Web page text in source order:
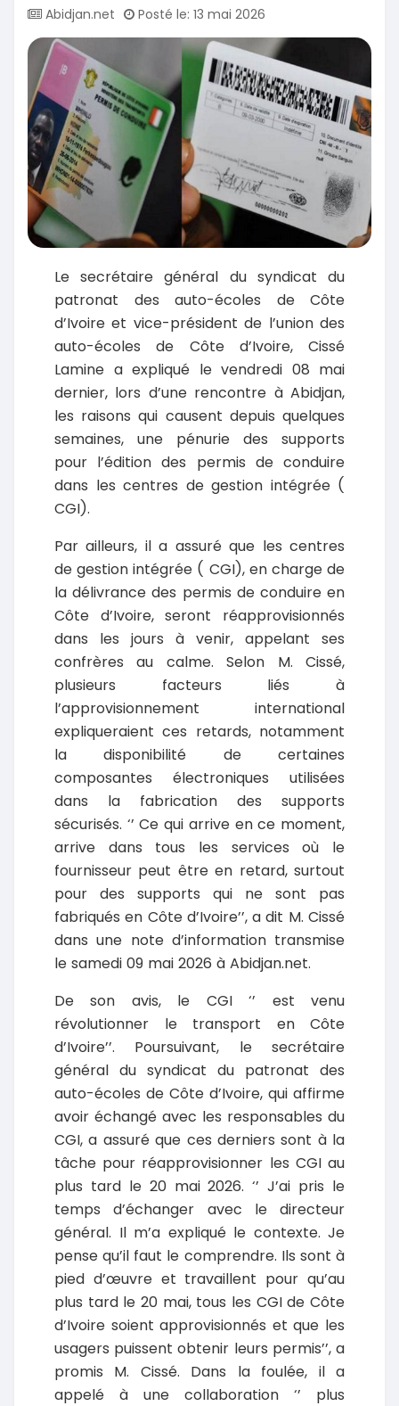
Abidjan.net Posté le: 13 mai 2026
Le secrétaire général du syndicat du
patronat des auto-écoles de Côte
d’Ivoire et vice-président de l’union des
auto-écoles de Côte d’Ivoire, Cissé
Lamine a expliqué le vendredi 08 mai
dernier, lors d’une rencontre à Abidjan,
les raisons qui causent depuis quelques
semaines, une pénurie des supports
pour l’édition des permis de conduire
dans les centres de gestion intégrée (
CGI).
Par ailleurs, il a assuré que les centres
de gestion intégrée ( CGI), en charge de
la délivrance des permis de conduire en
Côte d’Ivoire, seront réapprovisionnés
dans les jours à venir, appelant ses
confrères au calme. Selon M. Cissé,
plusieurs facteurs liés à
l’approvisionnement international
expliqueraient ces retards, notamment
la disponibilité de certaines
composantes électroniques utilisées
dans la fabrication des supports
sécurisés. ‘’ Ce qui arrive en ce moment,
arrive dans tous les services où le
fournisseur peut être en retard, surtout
pour des supports qui ne sont pas
fabriqués en Côte d’Ivoire’’, a dit M. Cissé
dans une note d’information transmise
le samedi 09 mai 2026 à Abidjan.net.
De son avis, le CGI ‘’ est venu
révolutionner le transport en Côte
d’Ivoire’’. Poursuivant, le secrétaire
général du syndicat du patronat des
auto-écoles de Côte d’Ivoire, qui affirme
avoir échangé avec les responsables du
CGI, a assuré que ces derniers sont à la
tâche pour réapprovisionner les CGI au
plus tard le 20 mai 2026. ‘’ J’ai pris le
temps d’échanger avec le directeur
général. Il m’a expliqué le contexte. Je
pense qu’il faut le comprendre. Ils sont à
pied d’œuvre et travaillent pour qu’au
plus tard le 20 mai, tous les CGI de Côte
d’Ivoire soient approvisionnés et que les
usagers puissent obtenir leurs permis’’, a
promis M. Cissé. Dans la foulée, il a
appelé à une collaboration ‘’ plus